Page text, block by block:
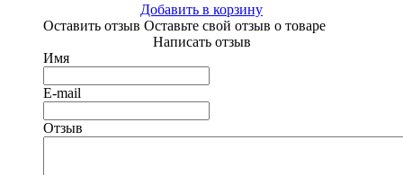
Добавить в корзину
Оставить отзыв Оставьте свой отзыв о товаре
Написать отзыв
Имя
E-mail
Отзыв